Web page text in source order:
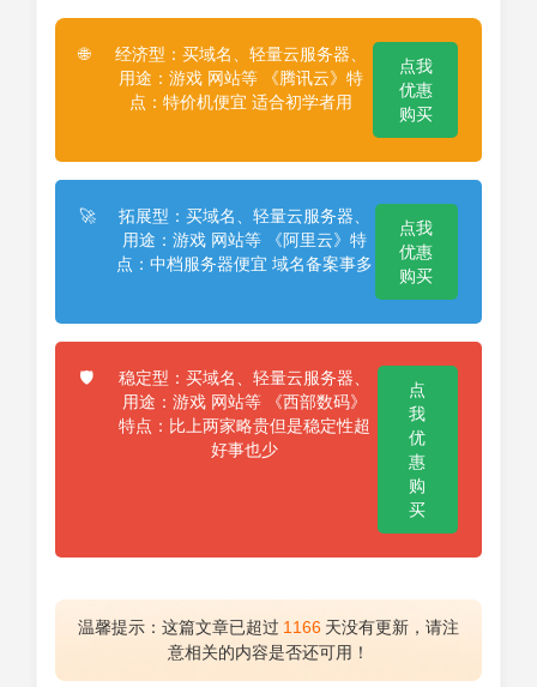
🌐
经济型：买域名、轻量云服务器、
用途：游戏 网站等 《腾讯云》特
点：特价机便宜 适合初学者用
点我
优惠
购买
🚀
拓展型：买域名、轻量云服务器、
用途：游戏 网站等 《阿里云》特
点：中档服务器便宜 域名备案事多
点我
优惠
购买
🛡️
稳定型：买域名、轻量云服务器、
用途：游戏 网站等 《西部数码》
特点：比上两家略贵但是稳定性超
好事也少
点
我
优
惠
购
买
温馨提示：这篇文章已超过 1166 天没有更新，请注
意相关的内容是否还可用！